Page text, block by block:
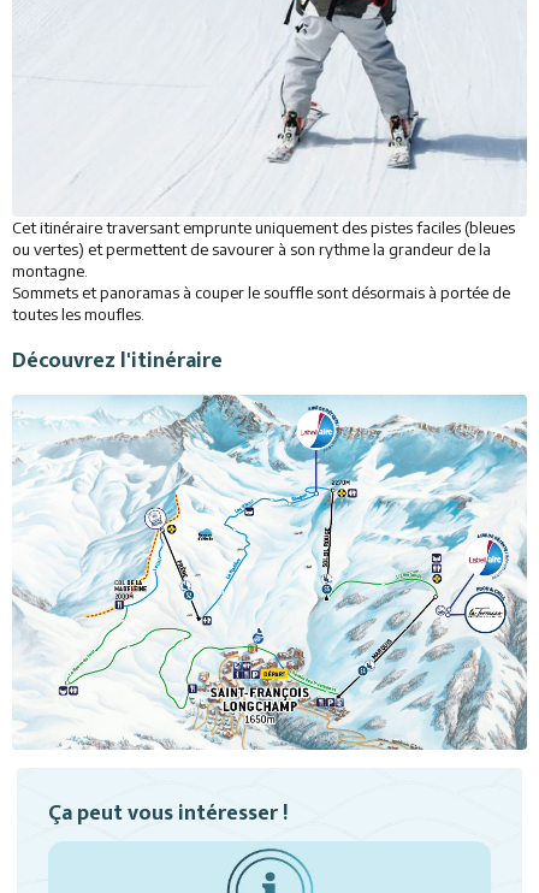
Cet itinéraire traversant emprunte uniquement des pistes faciles (bleues
ou vertes) et permettent de savourer à son rythme la grandeur de la
montagne.
Sommets et panoramas à couper le souffle sont désormais à portée de
toutes les moufles.
Découvrez l'itinéraire
Ça peut vous intéresser !